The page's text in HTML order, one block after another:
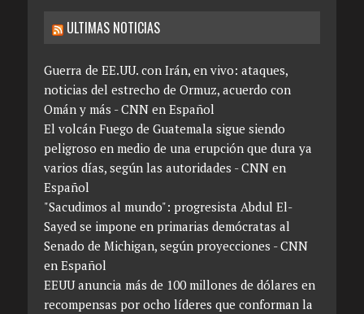
ULTIMAS NOTICIAS
Guerra de EE.UU. con Irán, en vivo: ataques,
noticias del estrecho de Ormuz, acuerdo con
Omán y más - CNN en Español
El volcán Fuego de Guatemala sigue siendo
peligroso en medio de una erupción que dura ya
varios días, según las autoridades - CNN en
Español
"Sacudimos al mundo": progresista Abdul El-
Sayed se impone en primarias demócratas al
Senado de Michigan, según proyecciones - CNN
en Español
EEUU anuncia más de 100 millones de dólares en
recompensas por ocho líderes que conforman la